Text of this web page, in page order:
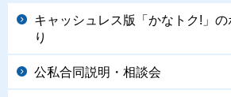
キャッシュレス版「かなトク!」
り
公私合同説明・相談会